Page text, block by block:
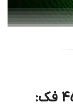
آموزش برنامه ریزی برد 455 فک: